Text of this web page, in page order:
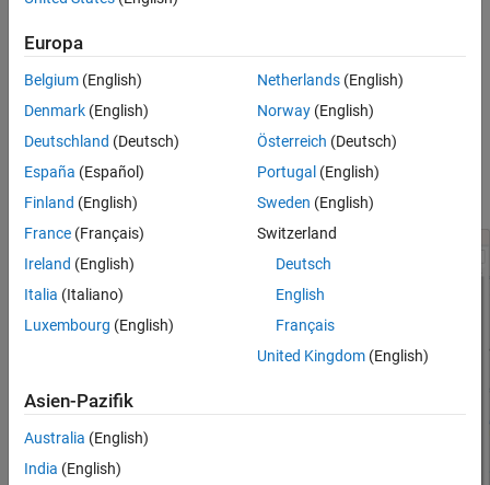
Configuration Parameters dialog box. Go toHardware
Implementation
Hardware board.
SelectSTM32 Processor Based board.
Navigate to Code Generation>Build process
configuration
Debug
Europa
Belgium (English)
Denmark (English)
Deutschland (Deutsch)
España (Español)
Finland (English)
France (Français)
Ireland (English)
Italia (Italiano)
Luxembourg (English)
Netherlands(English)
Norway(English)
Österreich (Deutsch)
Portugal (English)
Sweden (English)
Switzerland
Deutsch
English
Français
United Kingdom(English)
Asien-Pazifik
Australia (English)
India (English)